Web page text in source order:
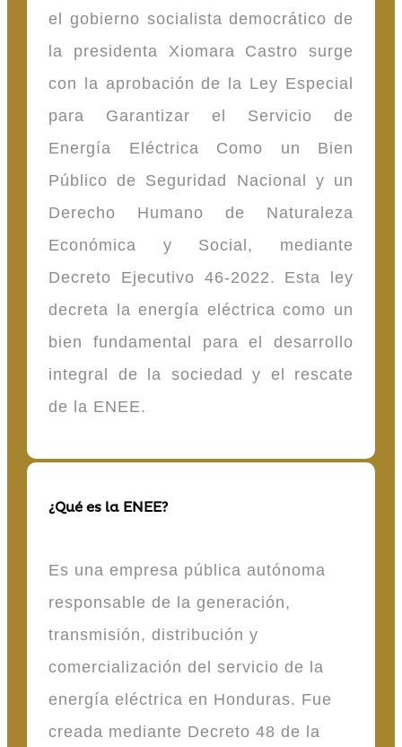
el gobierno socialista democrático de
la presidenta Xiomara Castro surge
con la aprobación de la Ley Especial
para Garantizar el Servicio de
Energía Eléctrica Como un Bien
Público de Seguridad Nacional y un
Derecho Humano de Naturaleza
Económica y Social, mediante
Decreto Ejecutivo 46-2022. Esta ley
decreta la energía eléctrica como un
bien fundamental para el desarrollo
integral de la sociedad y el rescate
de la ENEE.
¿Qué es la ENEE?
Es una empresa pública autónoma
responsable de la generación,
transmisión, distribución y
comercialización del servicio de la
energía eléctrica en Honduras. Fue
creada mediante Decreto 48 de la